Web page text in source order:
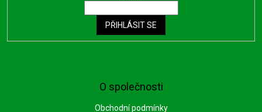
O společnosti
Obchodní podmínky
PŘIHLÁSIT SE